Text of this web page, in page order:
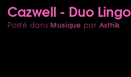
Cazwell - Duo Lingo
Posté dans Musique par Asthik